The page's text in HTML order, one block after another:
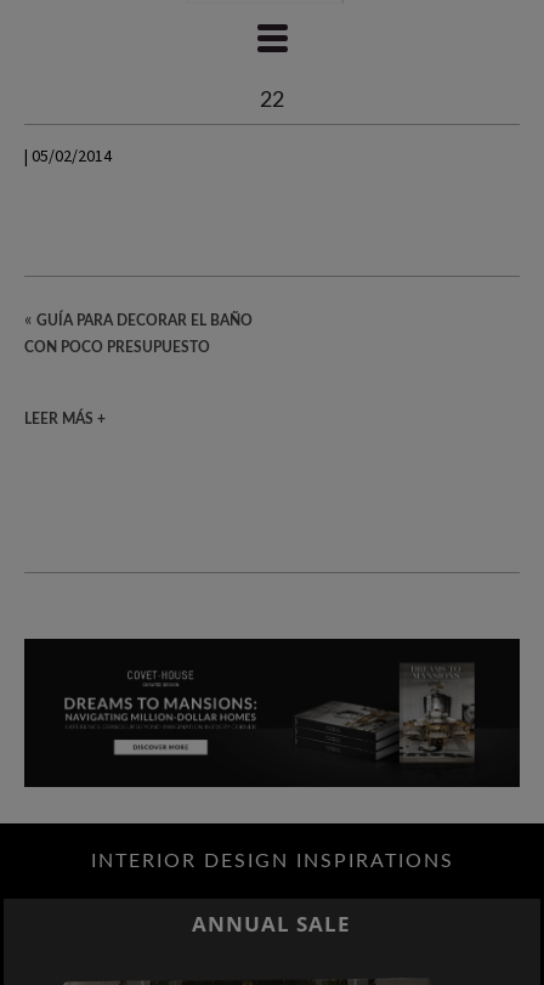
22
| 05/02/2014
« GUÍA PARA DECORAR EL BAÑO
CON POCO PRESUPUESTO
LEER MÁS +
INTERIOR DESIGN INSPIRATIONS
ANNUAL SALE